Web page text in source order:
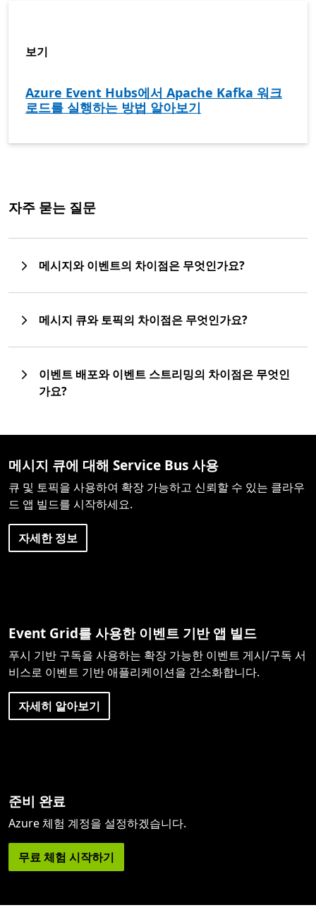
보기
Azure Event Hubs에서 Apache Kafka 워크
로드를 실행하는 방법 알아보기
자주 묻는 질문
메시지와 이벤트의 차이점은 무엇인가요?
메시지 큐와 토픽의 차이점은 무엇인가요?
이벤트 배포와 이벤트 스트리밍의 차이점은 무엇인
가요?
메시지 큐에 대해 Service Bus 사용
큐 및 토픽을 사용하여 확장 가능하고 신뢰할 수 있는 클라우
드 앱 빌드를 시작하세요.
자세한 정보
Event Grid를 사용한 이벤트 기반 앱 빌드
푸시 기반 구독을 사용하는 확장 가능한 이벤트 게시/구독 서
비스로 이벤트 기반 애플리케이션을 간소화합니다.
자세히 알아보기
준비 완료
Azure 체험 계정을 설정하겠습니다.
무료 체험 시작하기